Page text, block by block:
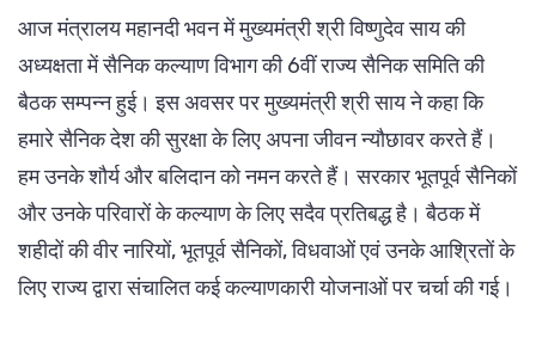
आज मंत्रालय महानदी भवन में मुख्यमंत्री श्री विष्णुदेव साय की
अध्यक्षता में सैनिक कल्याण विभाग की 6वीं राज्य सैनिक समिति की
बैठक सम्पन्न हुई। इस अवसर पर मुख्यमंत्री श्री साय ने कहा कि
हमारे सैनिक देश की सुरक्षा के लिए अपना जीवन न्यौछावर करते हैं।
हम उनके शौर्य और बलिदान को नमन करते हैं। सरकार भूतपूर्व सैनिकों
और उनके परिवारों के कल्याण के लिए सदैव प्रतिबद्ध है। बैठक में
शहीदों की वीर नारियों, भूतपूर्व सैनिकों, विधवाओं एवं उनके आश्रितों के
लिए राज्य द्वारा संचालित कई कल्याणकारी योजनाओं पर चर्चा की गई।